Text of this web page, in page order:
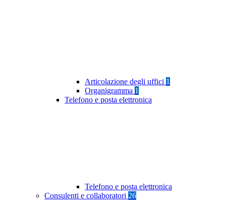
Articolazione degli uffici 1
Organigramma 1
Telefono e posta elettronica
Telefono e posta elettronica
Consulenti e collaboratori 26